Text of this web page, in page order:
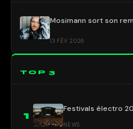
Mosimann sort son
13 FÉV 2026
TOP 3
1
Festivals électro
NEWS